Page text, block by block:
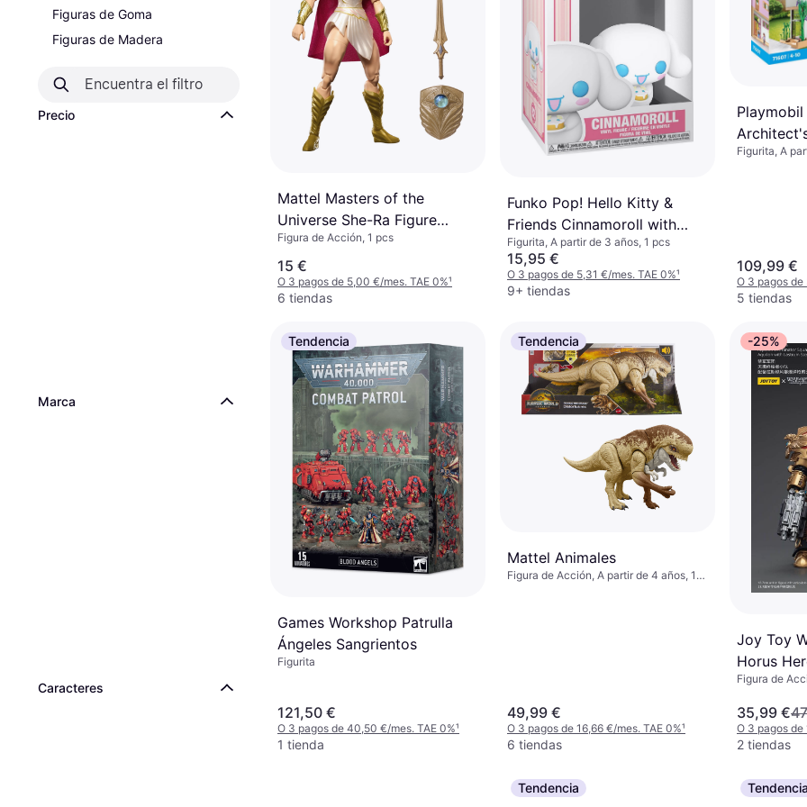
Figuras de Goma
Figuras de Madera
Precio
Marca
Caracteres
Mattel Masters of the
Universe She-Ra Figure
JBP83
Figura de Acción, 1 pcs
15 €
O 3 pagos de 5,00 €/mes. TAE 0%¹
6 tiendas
Funko Pop! Hello Kitty &
Friends Cinnamoroll with
Cake
Figurita, A partir de 3 años, 1 pcs
15,95 €
O 3 pagos de 5,31 €/mes. TAE 0%¹
9+ tiendas
Figurita, A
109,99 €
O 3 pagos de
5 tiendas
Tendencia
Games Workshop Patrulla
Ángeles Sangrientos
Figurita
121,50 €
O 3 pagos de 40,50 €/mes. TAE 0%¹
1 tienda
Tendencia
Mattel Animales
Figura de Acción, A partir de 4 años, 1
49,99 €
O 3 pagos de 16,66 €/mes. TAE 0%¹
6 tiendas
-25%
Joy Toy
Horus
1/18
Figura de
35,99 €
O 3 pagos de
2 tiendas
Tendencia Tendencia